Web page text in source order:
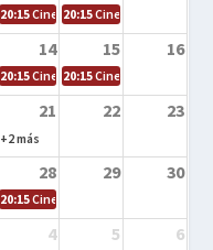
20:15Cine en la calle – El niño y la
20:15Cine en la calle –
14 15 16
20:15Cine en la calle – Tortugas
20:15Cine en la calle –
21 22 23
+2 más
28 29 30
20:15Cine en el calle – Tintín y el
4 5 6